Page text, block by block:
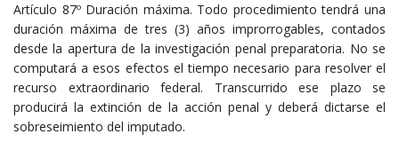
Artículo 87º Duración máxima. Todo procedimiento tendrá una
duración máxima de tres (3) años improrrogables, contados
desde la apertura de la investigación penal preparatoria. No se
computará a esos efectos el tiempo necesario para resolver el
recurso extraordinario federal. Transcurrido ese plazo se
producirá la extinción de la acción penal y deberá dictarse el
sobreseimiento del imputado.